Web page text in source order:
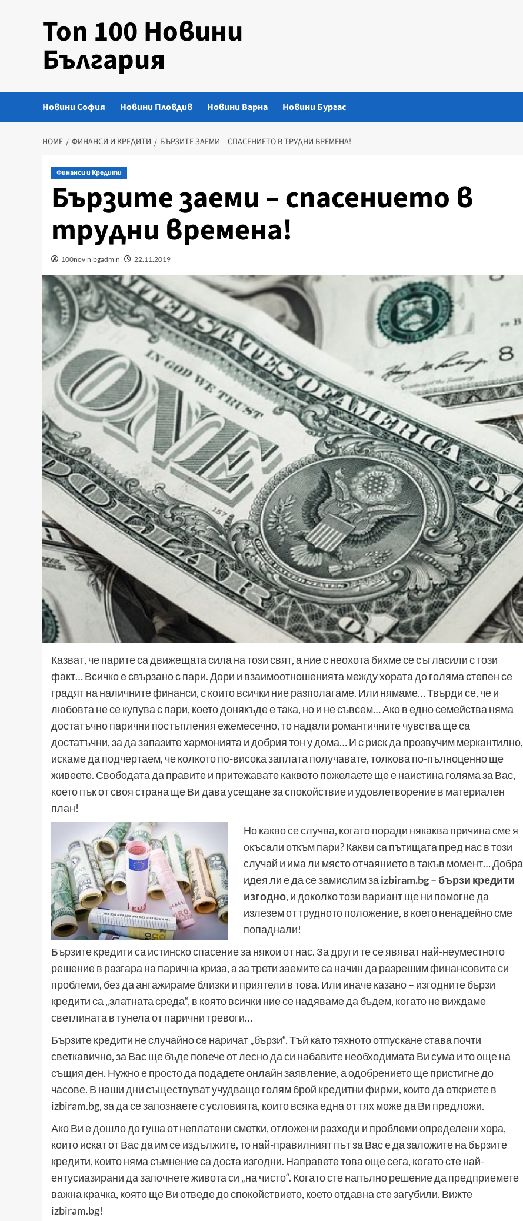
Топ 100 Новини
България
Новини София Новини Пловдив Новини Варна Новини Бургас
HOME ФИНАНСИ И КРЕДИТИ БЪРЗИТЕ ЗАЕМИ – СПАСЕНИЕТО В ТРУДНИ ВРЕМЕНА!
Финанси и Кредити
Бързите заеми – спасението в
трудни времена!
100novinibgadmin 22.11.2019
Казват, че парите са движещата сила на този свят, а ние с неохота бихме се съгласили с този
факт… Всичко е свързано с пари. Дори и взаимоотношенията между хората до голяма степен се
градят на наличните финанси, с които всички ние разполагаме. Или нямаме… Твърди се, че и
любовта не се купува с пари, което донякъде е така, но и не съвсем… Ако в едно семейства няма
достатъчно парични постъпления ежемесечно, то надали романтичните чувства ще са
достатъчни, за да запазите хармонията и добрия тон у дома… И с риск да прозвучим меркантилно,
искаме да подчертаем, че колкото по-висока заплата получавате, толкова по-пълноценно ще
живеете. Свободата да правите и притежавате каквото пожелаете ще е наистина голяма за Вас,
което пък от своя страна ще Ви дава усещане за спокойствие и удовлетворение в материален
план!
Но какво се случва, когато поради някаква причина сме я
окъсали откъм пари? Какви са пътищата пред нас в този
случай и има ли място отчаянието в такъв момент… Добра
идея ли е да се замислим за izbiram.bg – бързи кредити
изгодно, и доколко този вариант ще ни помогне да
излезем от трудното положение, в което ненадейно сме
попаднали!
Бързите кредити са истинско спасение за някои от нас. За други те се явяват най-неуместното
решение в разгара на парична криза, а за трети заемите са начин да разрешим финансовите си
проблеми, без да ангажираме близки и приятели в това. Или иначе казано – изгодните бързи
кредити са „златната среда“, в която всички ние се надяваме да бъдем, когато не виждаме
светлината в тунела от парични тревоги…
Бързите кредити не случайно се наричат „бързи“. Тъй като тяхното отпускане става почти
светкавично, за Вас ще бъде повече от лесно да си набавите необходимата Ви сума и то още на
същия ден. Нужно е просто да подадете онлайн заявление, а одобрението ще пристигне до
часове. В наши дни съществуват учудващо голям брой кредитни фирми, които да откриете в
izbiram.bg, за да се запознаете с условията, които всяка една от тях може да Ви предложи.
Ако Ви е дошло до гуша от неплатени сметки, отложени разходи и проблеми определени хора,
които искат от Вас да им се издължите, то най-правилният път за Вас е да заложите на бързите
кредити, които няма съмнение са доста изгодни. Направете това още сега, когато сте най-
ентусиазирани да започнете живота си „на чисто“. Когато сте напълно решение да предприемете
важна крачка, която ще Ви отведе до спокойствието, което отдавна сте загубили. Вижте
izbiram.bg!